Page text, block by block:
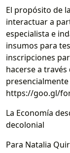
El propósito de
interactuar a
especialista e
insumos para
inscripciones
hacerse a
https://goo.gl/
La Economía
decolonial
Para Natalia